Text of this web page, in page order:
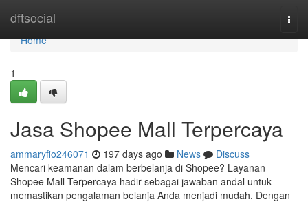
dftsocial
Home
Home
1
Jasa Shopee Mall Terpercaya
ammaryfio246071 197 days ago News
Discuss
Mencari keamanan dalam berbelanja di Shopee? Layanan
Shopee Mall Terpercaya hadir sebagai jawaban andal untuk
memastikan pengalaman belanja Anda menjadi mudah. Dengan